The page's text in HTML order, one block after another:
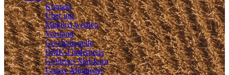
Kontakt
Über uns
Mitglied werden
Vorstand
Geschäftsstelle
DMK-Förderpreis
Goldenes Maiskorn
Unsere Mitglieder